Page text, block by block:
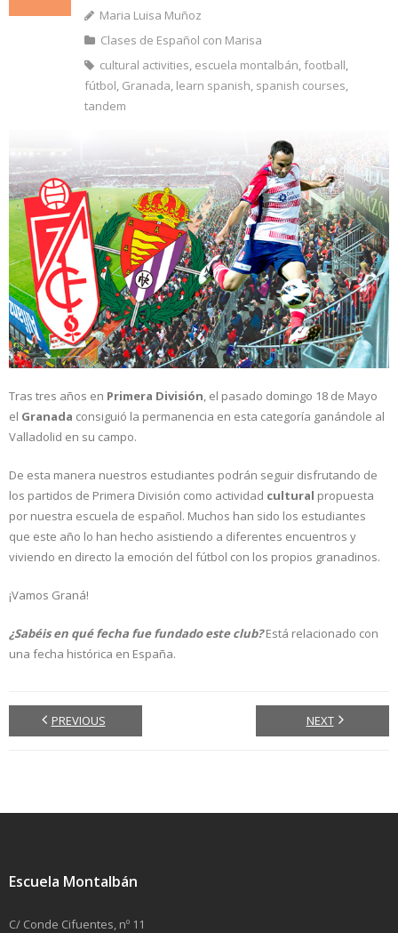
Maria Luisa Muñoz
Clases de Español con Marisa
cultural activities, escuela montalbán,football,
fútbol, Granada, learn spanish, spanish courses,
tandem
Tras tres años en Primera División, el pasado domingo 18 de Mayo
el Granada consiguió la permanencia en esta categoría ganándole al
Valladolid en su campo.
De esta manera nuestros estudiantes podrán seguir disfrutando de
los partidos de Primera División como actividad cultural propuesta
por nuestra escuela de español. Muchos han sido los estudiantes
que este año lo han hecho asistiendo a diferentes encuentros y
viviendo en directo la emoción del fútbol con los propios granadinos.
¡Vamos Graná!
¿Sabéis en qué fecha fue fundado este club?Está relacionado con
una fecha histórica en España.
PREVIOUS NEXT
Escuela Montalbán
C/ Conde Cifuentes, nº 11